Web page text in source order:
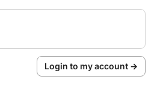
Login to my account →